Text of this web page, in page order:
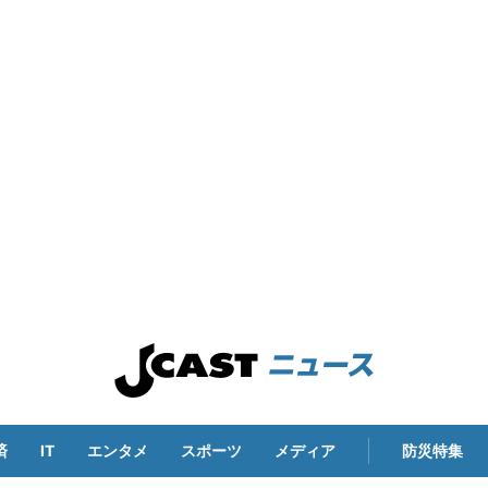
IT エンタメ スポーツ メディア 防災特集